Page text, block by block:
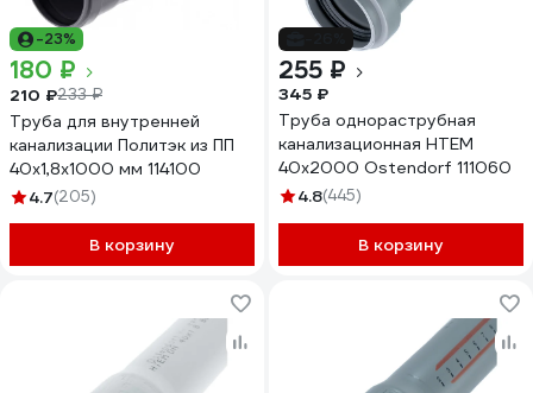
-23%
180 ₽
210 ₽233 ₽
Труба для внутренней
канализации Политэк из ПП
40х1,8х1000 мм 114100
4.7(205)
В корзину
255 ₽
345 ₽
Труба однораструбная
канализационная HTEM
40х2000 Ostendorf 111060
4.8(445)
В корзину